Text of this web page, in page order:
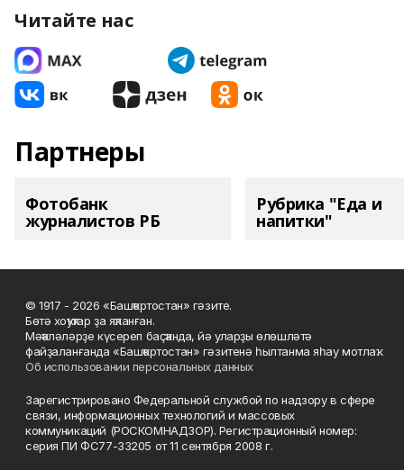
Читайте нас
Партнеры
Фотобанк
журналистов РБ
Рубрика "Еда и
напитки"
© 1917 - 2026 «Башҡортостан» гәзите.
Бөтә хоҡуҡтар ҙа яҡланған.
Мәҡәләләрҙе күсереп баҫҡанда, йә уларҙы өлөшләтә
файҙаланғанда «Башҡортостан» гәзитенә һылтанма яһау мотлаҡ.
Об использовании персональных данных
Зарегистрировано Федеральной службой по надзору в сфере
связи, информационных технологий и массовых
коммуникаций (РОСКОМНАДЗОР). Регистрационный номер:
серия ПИ ФС77-33205 от 11 сентября 2008 г.